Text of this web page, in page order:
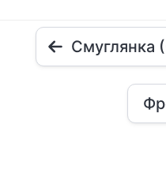
Смуглянка